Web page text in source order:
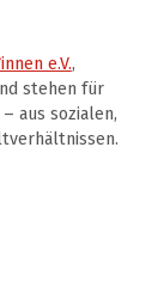
e.V.,
stehen für
aus sozialen,